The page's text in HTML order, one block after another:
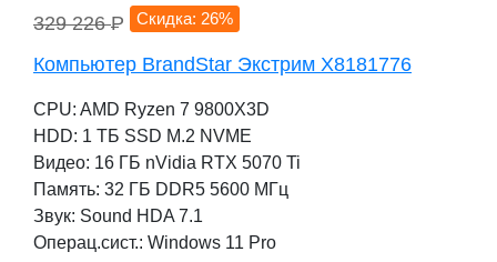
329 226P Скидка: 26%
Компьютер BrandStar Экстрим X8181776
CPU: AMD Ryzen 7 9800X3D
HDD: 1 TБ SSD M.2 NVME
Видео: 16 ГБ nVidia RTX 5070 Ti
Память: 32 ГБ DDR5 5600 МГц
Звук: Sound HDA 7.1
Операц.сист.: Windows 11 Pro